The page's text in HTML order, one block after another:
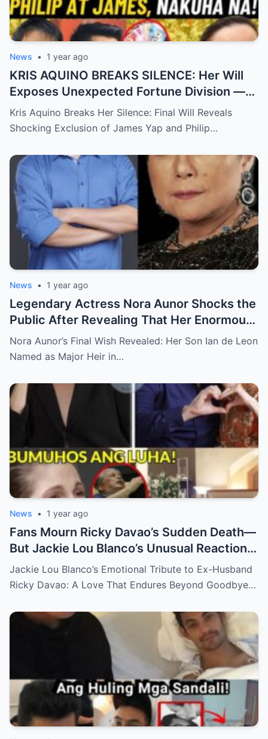
News • 1 year ago
KRIS AQUINO BREAKS SILENCE: Her Will
Exposes Unexpected Fortune Division —
What She Left for Ex-Lovers James Yap
and Philip Salvador Leaves the Public
Kris Aquino Breaks Her Silence: Final Will Reveals
Shocking Exclusion of James Yap and Philip…
News • 1 year ago
Legendary Actress Nora Aunor Shocks the
Public After Revealing That Her Enormous
Wealth Will Go Entirely to Ian de Leon —
Here’s the Heartbreaking Reason Behind
Nora Aunor’s Final Wish Revealed: Her Son Ian de Leon
Named as Major Heir in…
News • 1 year ago
Fans Mourn Ricky Davao’s Sudden Death—
But Jackie Lou Blanco’s Unusual Reaction
Sparks Even More Questions
Jackie Lou Blanco’s Emotional Tribute to Ex-Husband
Ricky Davao: A Love That Endures Beyond Goodbye…